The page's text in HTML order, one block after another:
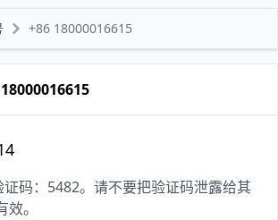
+86 18000016615
证码：5482。请不要把验证码泄露给其
。